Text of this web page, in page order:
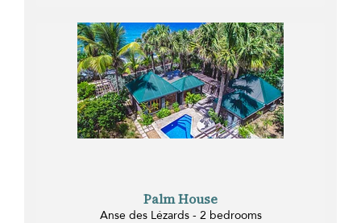
Palm House
Anse des Lézards - 2 bedrooms